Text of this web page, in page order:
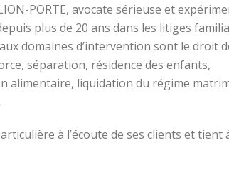
PORTE, avocate sérieuse et
plus de 20 ans dans les litiges
domaines d’intervention sont le droit
séparation, résidence des enfants,
alimentaire, liquidation du régime
à l’écoute de ses clients et tient